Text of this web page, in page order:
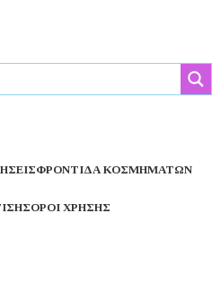
ΦΡΟΝΤΊΔΑ ΚΟΣΜΗΜΆΤΩΝ
ΌΡΟΙ ΧΡΉΣΗΣ